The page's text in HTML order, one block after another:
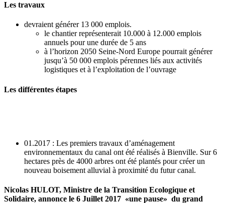
Les travaux
devraient générer 13 000 emplois.
le chantier représenterait 10.000 à 12.000 emplois
annuels pour une durée de 5 ans
à l’horizon 2050 Seine-Nord Europe pourrait générer
jusqu’à 50 000 emplois pérennes liés aux activités
logistiques et à l’exploitation de l’ouvrage
Les différentes étapes
01.2017 : Les premiers travaux d’aménagement
environnementaux du canal ont été réalisés à Bienville. Sur 6
hectares près de 4000 arbres ont été plantés pour créer un
nouveau boisement alluvial à proximité du futur canal.
Nicolas HULOT, Ministre de la Transition Ecologique et
Solidaire, annonce le 6 Juillet 2017 «une pause» du grand